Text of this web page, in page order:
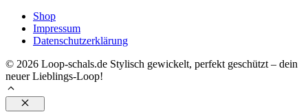
Shop
Impressum
Datenschutzerklärung
© 2026 Loop-schals.de Stylisch gewickelt, perfekt geschützt – dein
neuer Lieblings-Loop!